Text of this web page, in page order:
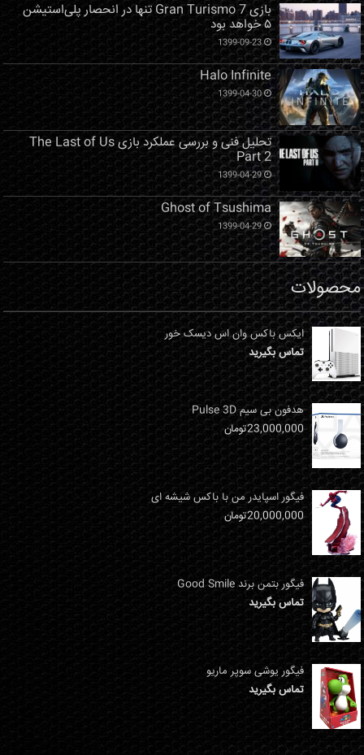
بازی Gran Turismo 7 تنها در انحصار پلی‌استیشن
۵ خواهد بود
1399-09-23
Halo Infinite
1399-04-30
تحلیل فنی و بررسی عملکرد بازی The Last of Us
Part 2
1399-04-29
Ghost of Tsushima
1399-04-29
محصولات
ایکس باکس وان اس دیسک خور
تماس بگیرید
هدفون بی سیم Pulse 3D
23,000,000تومان
فیگور اسپایدر من با باکس شیشه ای
20,000,000تومان
فیگور بتمن برند Good Smile
تماس بگیرید
فیگور یوشی سوپر ماریو
تماس بگیرید